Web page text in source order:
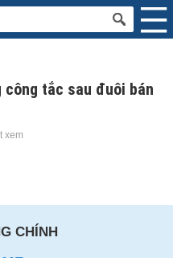
công tắc sau đuôi bán
xem
CHÍNH